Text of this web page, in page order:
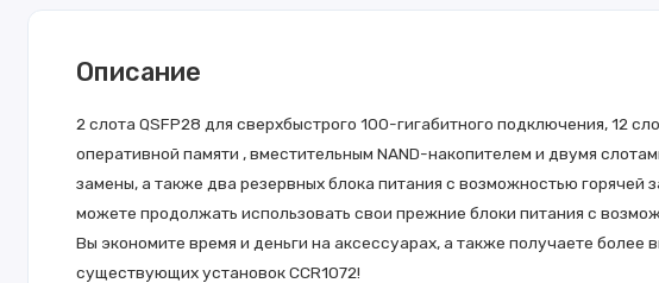
Описание
2 слота QSFP28 для сверхбыстрого 100-гигабитного подключения, 12
оперативной памяти , вместительным NAND-накопителем и двумя
замены, а также два резервных блока питания с возможностью горячей
можете продолжать использовать свои прежние блоки питания с
Вы экономите время и деньги на аксессуарах, а также получаете
существующих установок CCR1072!